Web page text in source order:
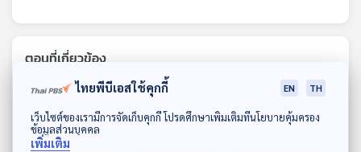
ดาวน์โหลด Thai PBS Podcast Application
ตอนที่เกี่ยวข้อง
ไทยพีบีเอสใช้คุกกี้ EN TH
เว็บไซต์ของเรามีการจัดเก็บคุกกี้ โปรดศึกษาเพิ่มเติมที่นโยบายคุ้มครอง
ข้อมูลส่วนบุคคล
เพิ่มเติม